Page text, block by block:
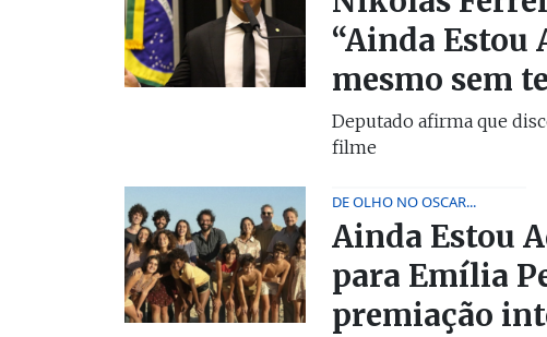
“Ainda Estou
mesmo sem
Deputado afirma que
filme
DE OLHO NO OSCAR...
Ainda Estou
para Emília
premiação